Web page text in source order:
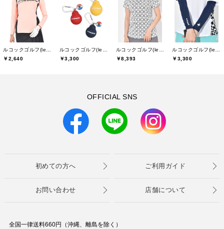
￥2,640
￥3,300
￥8,393
￥3,300
OFFICIAL SNS
初めての方へ ご利用ガイド
お問い合わせ 店舗について
全国一律送料660円（沖縄、離島を除く）